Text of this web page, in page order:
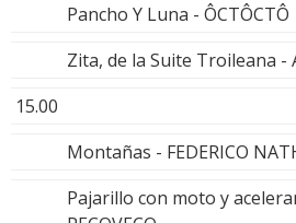
Pancho Y Luna - ÔCTÔCTÔ
Zita, de la Suite Troileana -
15.00
Montañas - FEDERICO
Pajarillo con moto y